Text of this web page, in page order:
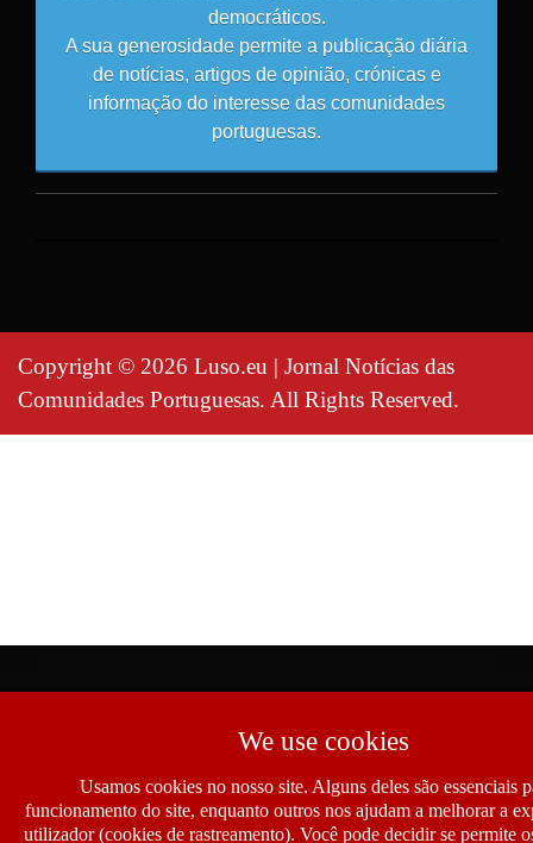
democráticos.
A sua generosidade permite a publicação diária
de notícias, artigos de opinião, crónicas e
informação do interesse das comunidades
portuguesas.
Copyright © 2026 Luso.eu | Jornal Notícias das
Comunidades Portuguesas. All Rights Reserved.
We use cookies
Usamos cookies no nosso site. Alguns deles são essenciais
funcionamento do site, enquanto outros nos ajudam a melhorar a
utilizador (cookies de rastreamento). Você pode decidir se permite